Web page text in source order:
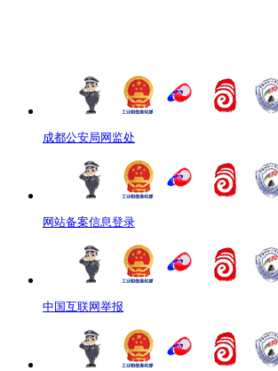
成都公安局网监处
网站备案信息登录
中国互联网举报